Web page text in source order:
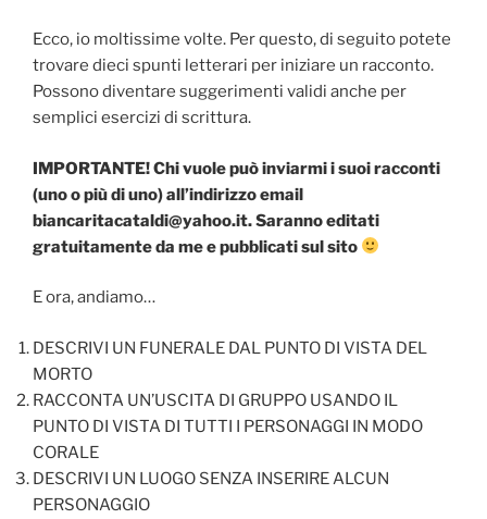
Ecco, io moltissime volte. Per questo, di seguito potete
trovare dieci spunti letterari per iniziare un racconto.
Possono diventare suggerimenti validi anche per
semplici esercizi di scrittura.
IMPORTANTE! Chi vuole può inviarmi i suoi racconti
(uno o più di uno) all’indirizzo email
biancaritacataldi@yahoo.it. Saranno editati
gratuitamente da me e pubblicati sul sito
E ora, andiamo…
DESCRIVI UN FUNERALE DAL PUNTO DI VISTA DEL
MORTO
RACCONTA UN’USCITA DI GRUPPO USANDO IL
PUNTO DI VISTA DI TUTTI I PERSONAGGI IN MODO
CORALE
DESCRIVI UN LUOGO SENZA INSERIRE ALCUN
PERSONAGGIO